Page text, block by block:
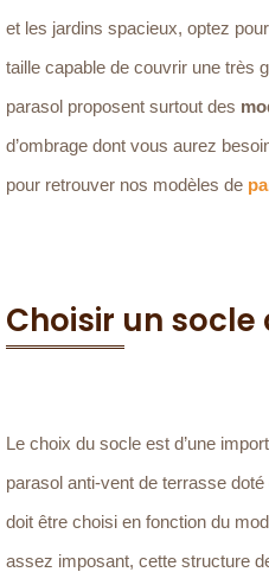
et les jardins spacieux, optez
taille capable de couvrir une très
parasol proposent surtout des
d’ombrage dont vous aurez
pour retrouver nos modèles de
Choisir un
Le choix du socle est d’une
parasol anti-vent de terrasse
doit être choisi en fonction du
assez imposant, cette structure